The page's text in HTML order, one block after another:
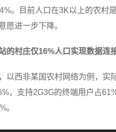
。目前人口在3K以上的农村
愿进一步下降。
的村庄仅16%人口实现数据连
以西非某国农村网络为例，实
，支持2G3G的终端用户占
。